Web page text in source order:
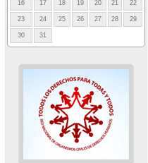
16 17 18 19 20 21 22
23 24 25 26 27 28 29
30 31